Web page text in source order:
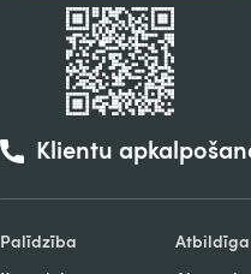
Klientu
Palīdzība
Atbildīga